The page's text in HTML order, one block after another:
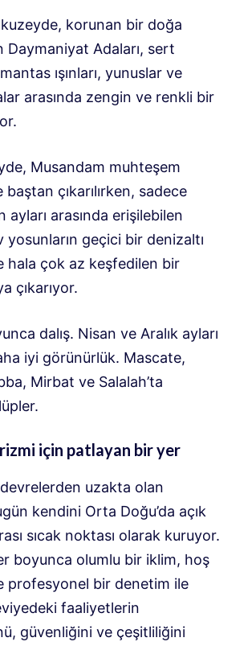
korunan bir doğa
Daymaniyat Adaları, sert
ışınları, yunuslar ve
arasında zengin ve renkli bir
Musandam muhteşem
baştan çıkarılırken, sadece
ayları arasında erişilebilen
yosunların geçici bir denizaltı
hala çok az keşfedilen bir
çıkarıyor.
dalış. Nisan ve Aralık ayları
iyi görünürlük. Mascate,
Mirbat ve Salalah’ta
için patlayan bir yer
uzakta olan
kendini Orta Doğu’da açık
sıcak noktası olarak kuruyor.
boyunca olumlu bir iklim, hoş
profesyonel bir denetim ile
faaliyetlerin
güvenliğini ve çeşitliliğini